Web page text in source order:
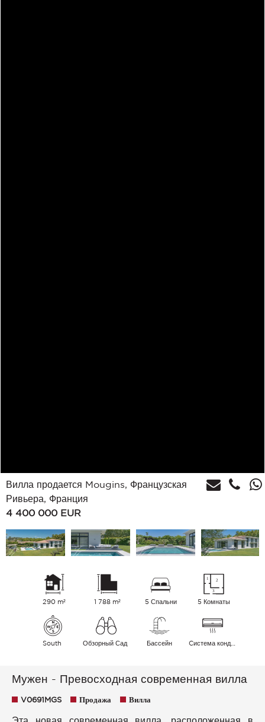
Вилла продается Mougins, Французская
Ривьера, Франция
4 400 000 EUR
290 m² 1 788 m² 5 Спальни 5 Комнаты
South Обзорный Сад Бассейн
Мужен - Превосходная современная вилла
V0691MGS Продажа Вилла